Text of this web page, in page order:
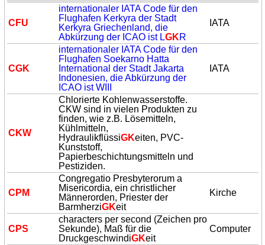
CFU
internationaler IATA Code für den
Flughafen Kerkyra der Stadt
Kerkyra Griechenland, die
Abkürzung der ICAO ist LGKR
IATA
CGK
internationaler IATA Code für den
Flughafen Soekarno Hatta
International der Stadt Jakarta
Indonesien, die Abkürzung der
ICAO ist WIII
IATA
CKW
Chlorierte Kohlenwasserstoffe.
CKW sind in vielen Produkten zu
finden, wie z.B. Lösemitteln,
Kühlmitteln,
HydraulikflüssiGKeiten, PVC-
Kunststoff,
Papierbeschichtungsmitteln und
Pestiziden.
CPM
Congregatio Presbyterorum a
Misericordia, ein christlicher
Männerorden, Priester der
BarmherziGKeit
Kirche
CPS
characters per second (Zeichen pro
Sekunde), Maß für die
DruckgeschwindiGKeit
Computer